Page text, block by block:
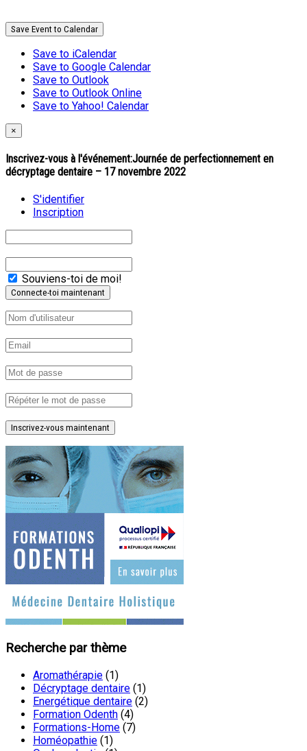
Save Event to Calendar
Save to iCalendar
Save to Google Calendar
Save to Outlook
Save to Outlook Online
Save to Yahoo! Calendar
×
Inscrivez-vous à l'événement:Journée de perfectionnement en
décryptage dentaire – 17 novembre 2022
S'identifier
Inscription
Souviens-toi de moi!
Inscrivez-vous maintenant
Recherche par thème
Aromathérapie (1)
Décryptage dentaire (1)
Energétique dentaire (2)
Formation Odenth (4)
Formations-Home (7)
Homéopathie (1)